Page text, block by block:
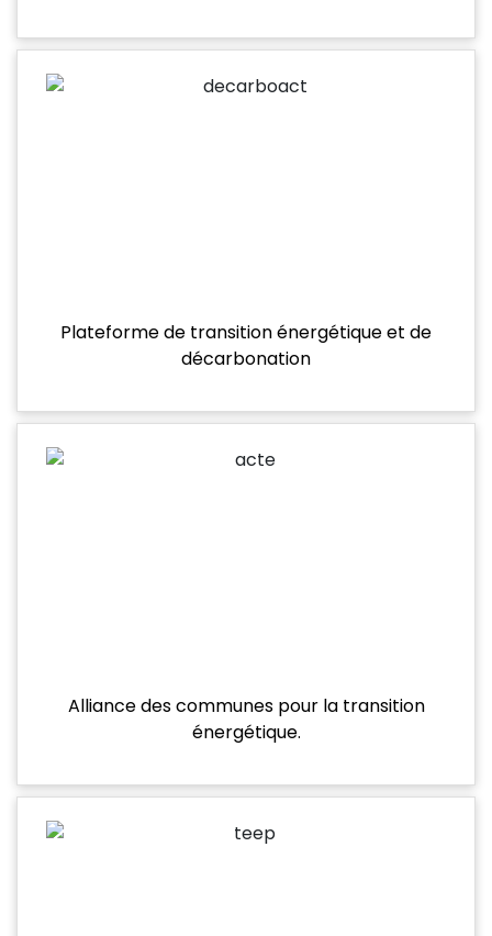
Plateforme de transition énergétique et de
décarbonation
Alliance des communes pour la transition
énergétique.